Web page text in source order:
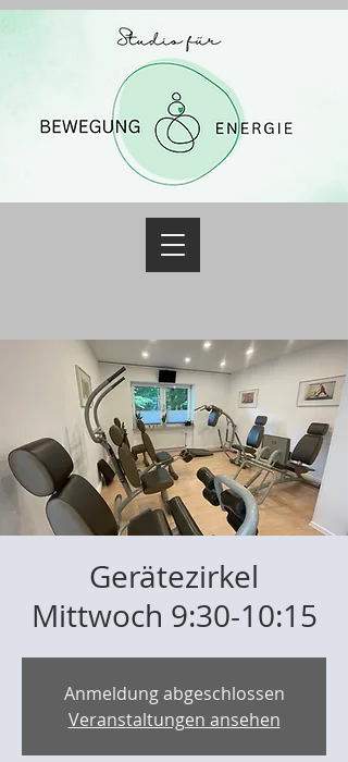
Gerätezirkel
Mittwoch 9:30-10:15
Anmeldung abgeschlossen
Veranstaltungen ansehen